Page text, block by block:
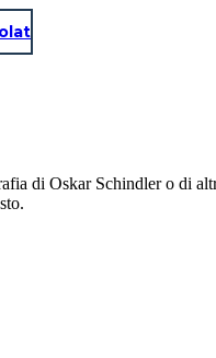
di Oskar Schindler o di